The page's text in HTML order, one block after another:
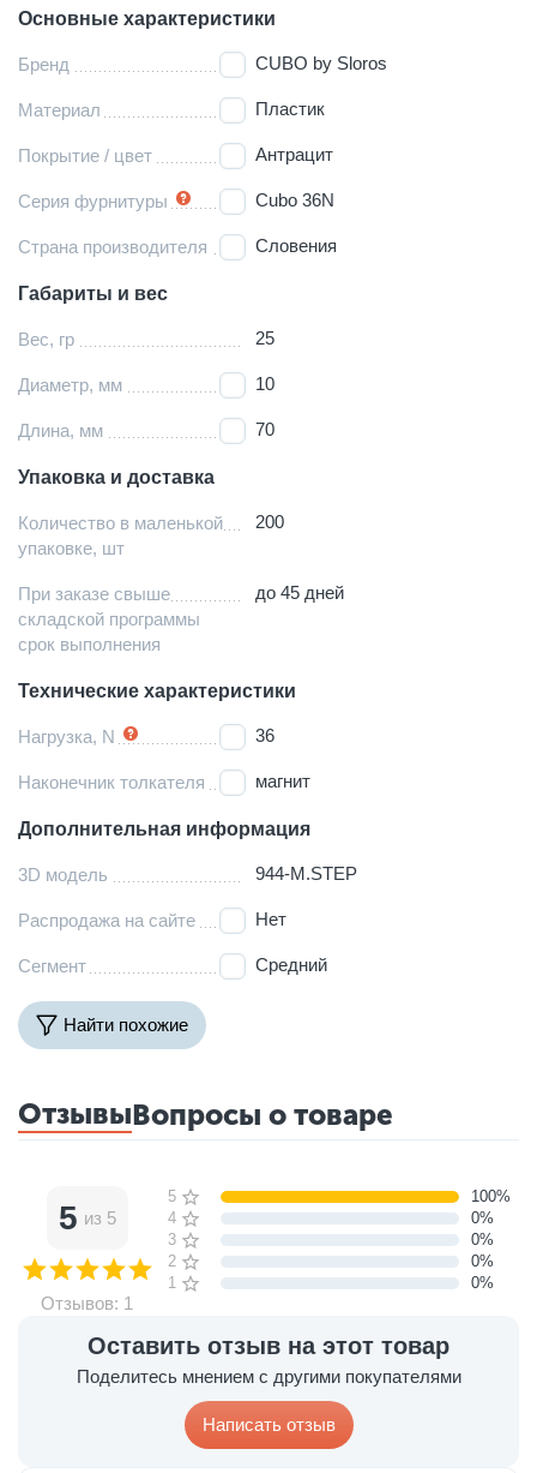
Основные характеристики
Бренд CUBO by Sloros
Материал Пластик
Покрытие / цвет Антрацит
Серия фурнитуры Cubo 36N
Страна производителя Словения
Габариты и вес
Вес, гр 25
Диаметр, мм 10
Длина, мм 70
Упаковка и доставка
Количество в маленькой
упаковке, шт
200
При заказе свыше
складской программы
срок выполнения
до 45 дней
Технические характеристики
Нагрузка, N 36
Наконечник толкателя магнит
Дополнительная информация
3D модель 944-M.STEP
Распродажа на сайте Нет
Сегмент Средний
Найти похожие
ОтзывыВопросы о товаре
Оставить отзыв на этот товар
Поделитесь мнением с другими покупателями
Написать отзыв
5 из 5
Отзывов: 1
5 звёзд
100%
4 звезды
0%
3 звезды
0%
2 звезды
0%
1 звезда
0%